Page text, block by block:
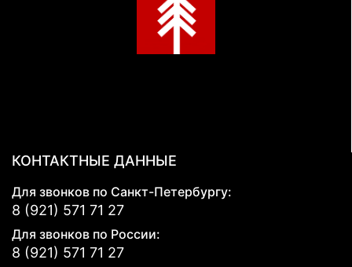
КОНТАКТНЫЕ ДАННЫЕ
Для звонков по Санкт-Петербургу:
8 (921) 571 71 27
Для звонков по России:
8 (921) 571 71 27